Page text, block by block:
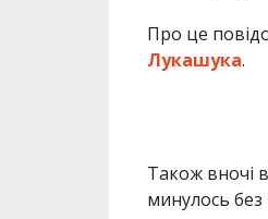
Про це
Лукашука.
Також вночі
минулось